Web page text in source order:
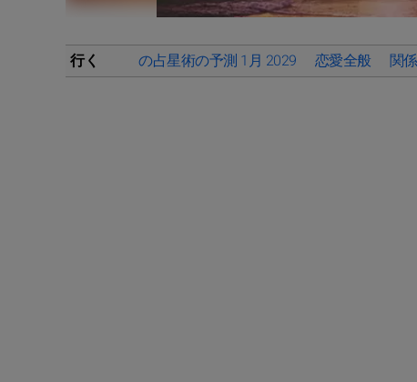
行く の占星術の予測 1月 2029 恋愛全般 関